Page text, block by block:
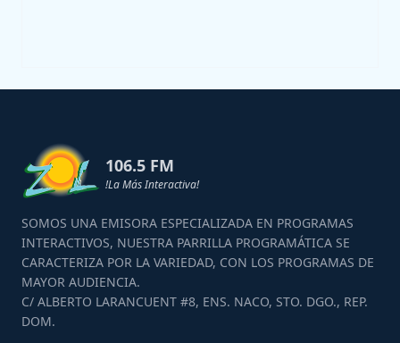
106.5 FM
!La Más Interactiva!
SOMOS UNA EMISORA ESPECIALIZADA EN PROGRAMAS
INTERACTIVOS, NUESTRA PARRILLA PROGRAMÁTICA SE
CARACTERIZA POR LA VARIEDAD, CON LOS PROGRAMAS DE
MAYOR AUDIENCIA.
C/ ALBERTO LARANCUENT #8, ENS. NACO, STO. DGO., REP.
DOM.